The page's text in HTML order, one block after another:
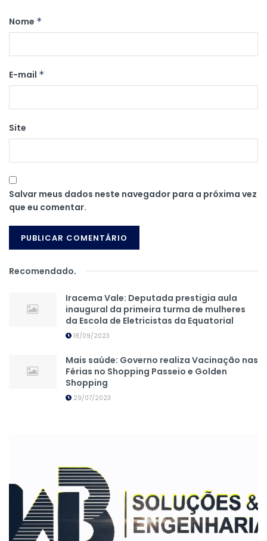
Nome *
E-mail *
Site
Salvar meus dados neste navegador para a próxima vez
que eu comentar.
Recomendado.
Iracema Vale: Deputada prestigia aula
inaugural da primeira turma de mulheres
da Escola de Eletricistas da Equatorial
18/09/2023
Mais saúde: Governo realiza Vacinação nas
Férias no Shopping Passeio e Golden
Shopping
29/07/2023